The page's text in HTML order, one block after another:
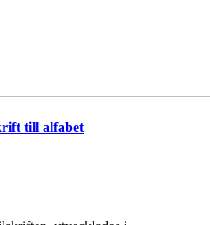
till alfabet